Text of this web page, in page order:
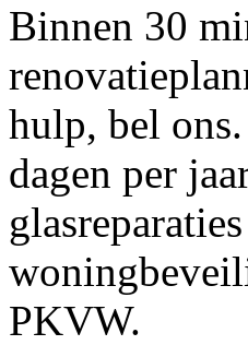
Binnen 30
hulp, bel
dagen per
PKVW.